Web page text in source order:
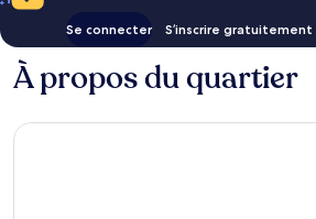
Se connecter S’inscrire gratuitement
À propos du quartier